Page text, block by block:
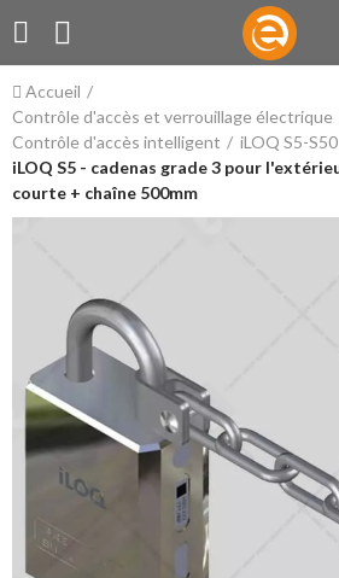
Accueil
Contrôle d'accès et verrouillage électrique
Contrôle d'accès intelligent
iLOQ S5-S50
iLOQ S5 - cadenas grade 3 pour
courte + chaîne 500mm